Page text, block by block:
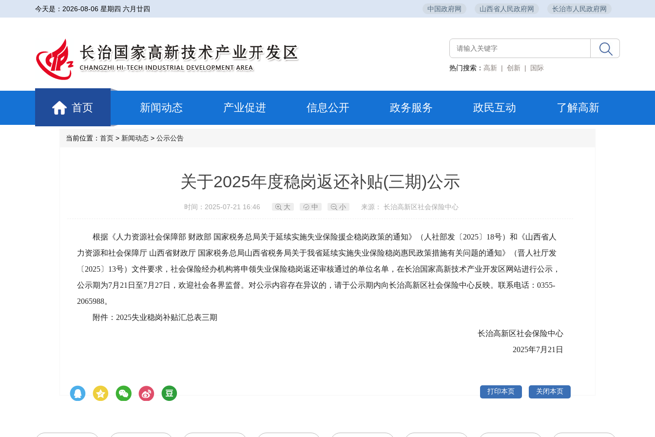
今天是： 2026-08-06 星期四 六月廿四 中国政府网 山西省人民政府网 长治市人民政府网
热门搜索： 高新 | 创新 | 国际
首页 新闻动态 产业促进 信息公开 政务服务 政民互动 了解高新
当前位置： 首页 > 新闻动态 > 公示公告
关于2025年度稳岗返还补贴(三期)公示
时间：2025-07-21 16:46 大 中 小 来源： 长治高新区社会保险中心
根据《人力资源社会保障部 财政部 国家税务总局关于延续实施失业保险援企稳岗政策的通知》（人社部发〔2025〕18号）和《山西省人
力资源和社会保障厅 山西省财政厅 国家税务总局山西省税务局关于我省延续实施失业保险稳岗惠民政策措施有关问题的通知》（晋人社厅发
〔2025〕13号）文件要求，社会保险经办机构将申领失业保险稳岗返还审核通过的单位名单，在长治国家高新技术产业开发区网站进行公示，
公示期为7月21日至7月27日，欢迎社会各界监督。对公示内容存在异议的，请于公示期内向长治高新区社会保险中心反映。联系电话：0355-
2065988。
附件： 2025失业稳岗补贴汇总表三期
长治高新区社会保险中心
2025年7月21日
打印本页 关闭本页